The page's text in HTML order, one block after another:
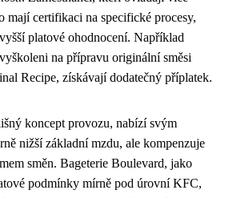
mají certifikaci na specifické procesy,
platové ohodnocení. Například
na přípravu originální směsi
Recipe, získávají dodatečný příplatek.
koncept provozu, nabízí svým
nižší základní mzdu, ale kompenzuje
směn. Bageterie Boulevard, jako
podmínky mírně pod úrovní KFC,